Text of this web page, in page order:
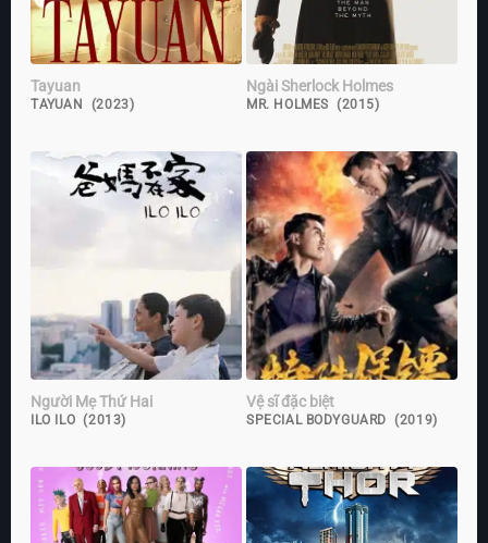
Tayuan
TAYUAN (2023)
Ngài Sherlock Holmes
MR. HOLMES (2015)
Người Mẹ Thứ Hai
ILO ILO (2013)
Vệ sĩ đặc biệt
SPECIAL BODYGUARD (2019)